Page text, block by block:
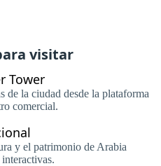
visitar
Tower
de la ciudad desde la plataforma
comercial.
y el patrimonio de Arabia